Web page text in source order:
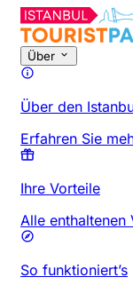
Über
Über den
Erfahren Sie
Ihre Vorteile
Alle enthaltenen
So funktioniert’s